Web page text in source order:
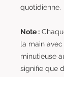
quotidienne.
Note :
la main
minutieuse
signifie que